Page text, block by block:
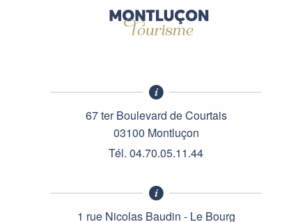
67 ter Boulevard de Courtais
03100 Montluçon
Tél. 04.70.05.11.44
1 rue Nicolas Baudin - Le Bourg